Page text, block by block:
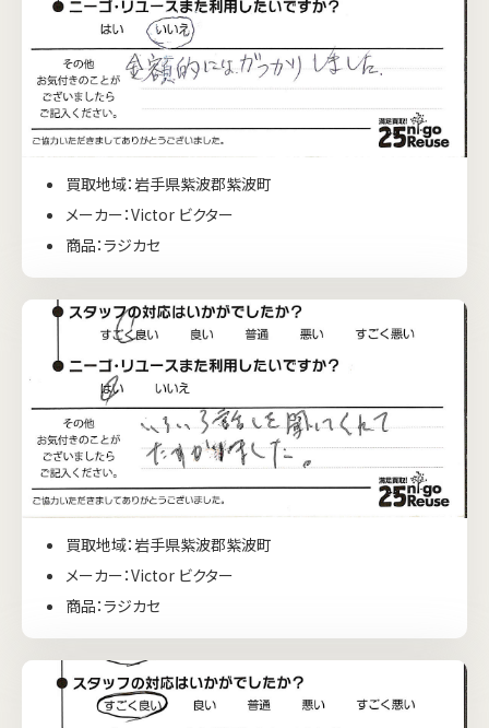
買取地域：岩手県紫波郡紫波町
メーカー：Victor ビクター
商品：ラジカセ
買取地域：岩手県紫波郡紫波町
メーカー：Victor ビクター
商品：ラジカセ